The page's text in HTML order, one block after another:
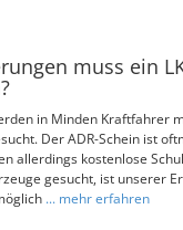
muss ein
in Minden Kraftfahrer
Der ADR-Schein ist
allerdings kostenlose
gesucht, ist unserer
... mehr erfahren